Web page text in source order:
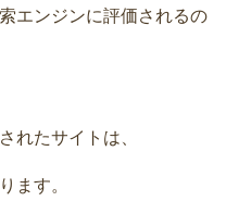
エンジンに評価されるの
れたサイトは、
ます。